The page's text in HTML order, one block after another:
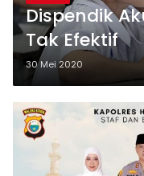
Dispendik
Tak Efektif
30 Mei 2020